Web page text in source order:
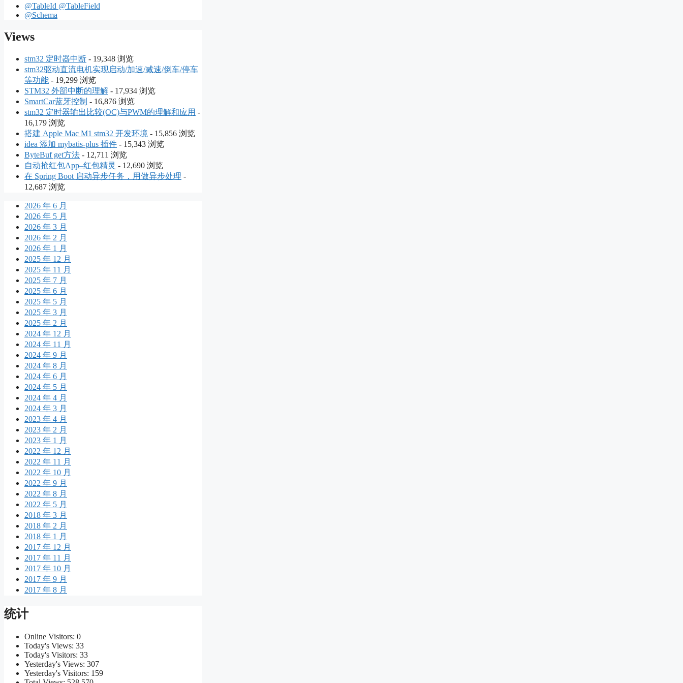
@TableId @TableField
@Schema
Views
stm32 定时器中断 - 19,348 浏览
stm32驱动直流电机实现启动/加速/减速/倒车/停车
等功能 - 19,299 浏览
STM32 外部中断的理解 - 17,934 浏览
SmartCar蓝牙控制 - 16,876 浏览
stm32 定时器输出比较(OC)与PWM的理解和应用 -
16,179 浏览
搭建 Apple Mac M1 stm32 开发环境 - 15,856 浏览
idea 添加 mybatis-plus 插件 - 15,343 浏览
ByteBuf get方法 - 12,711 浏览
自动抢红包App–红包精灵 - 12,690 浏览
在 Spring Boot 启动异步任务，用做异步处理 -
12,687 浏览
2026 年 6 月
2026 年 5 月
2026 年 3 月
2026 年 2 月
2026 年 1 月
2025 年 12 月
2025 年 11 月
2025 年 7 月
2025 年 6 月
2025 年 5 月
2025 年 3 月
2025 年 2 月
2024 年 12 月
2024 年 11 月
2024 年 9 月
2024 年 8 月
2024 年 6 月
2024 年 5 月
2024 年 4 月
2024 年 3 月
2023 年 4 月
2023 年 2 月
2023 年 1 月
2022 年 12 月
2022 年 11 月
2022 年 10 月
2022 年 9 月
2022 年 8 月
2022 年 5 月
2018 年 3 月
2018 年 2 月
2018 年 1 月
2017 年 12 月
2017 年 11 月
2017 年 10 月
2017 年 9 月
2017 年 8 月
统计
Online Visitors: 0
Today's Views: 33
Today's Visitors: 33
Yesterday's Views: 307
Yesterday's Visitors: 159